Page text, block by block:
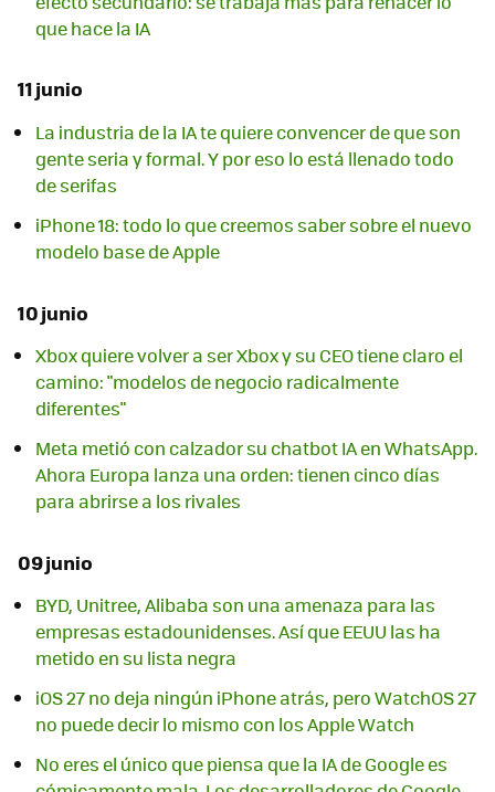
que hace la IA
11 junio
La industria de la IA te quiere convencer de que son
gente seria y formal. Y por eso lo está llenado todo
de serifas
iPhone 18: todo lo que creemos saber sobre el nuevo
modelo base de Apple
10 junio
Xbox quiere volver a ser Xbox y su CEO tiene claro el
camino: "modelos de negocio radicalmente
diferentes"
Meta metió con calzador su chatbot IA en WhatsApp.
Ahora Europa lanza una orden: tienen cinco días
para abrirse a los rivales
09 junio
BYD, Unitree, Alibaba son una amenaza para las
empresas estadounidenses. Así que EEUU las ha
metido en su lista negra
iOS 27 no deja ningún iPhone atrás, pero WatchOS 27
no puede decir lo mismo con los Apple Watch
No eres el único que piensa que la IA de Google es